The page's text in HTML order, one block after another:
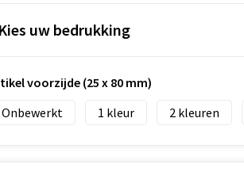
uw bedrukking
voorzijde (25 x 80 mm)
Onbewerkt
1 2